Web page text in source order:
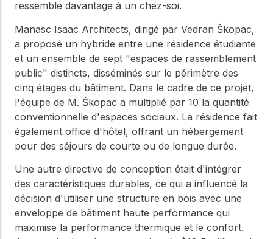
expertise grâce à des
cours en ligne, des
ateliers et des
formations sur la
construction en bois,
les normes et les
meilleures pratiques.
Réseau
d'innovation
du bois
Connectez-vous avec
des professionnels et
explorez des idées de
pointe qui stimulent
l'innovation dans la
carrière au sein de notre
Boiseries
Explorez le programme
WoodWorks et
connectez-vous pour
obtenir du support
technique, des conseils
d'experts et accéder à
des ressources pratiques
ressemble davantage à un chez-soi.
Manasc Isaac Architects, dirigé par Vedran Škopac,
a proposé un hybride entre une résidence étudiante
et un ensemble de sept "espaces de rassemblement
public" distincts, disséminés sur le périmètre des
cinq étages du bâtiment. Dans le cadre de ce projet,
l'équipe de M. Škopac a multiplié par 10 la quantité
conventionnelle d'espaces sociaux. La résidence fait
également office d'hôtel, offrant un hébergement
pour des séjours de courte ou de longue durée.
Une autre directive de conception était d'intégrer
des caractéristiques durables, ce qui a influencé la
décision d'utiliser une structure en bois avec une
enveloppe de bâtiment haute performance qui
maximise la performance thermique et le confort.